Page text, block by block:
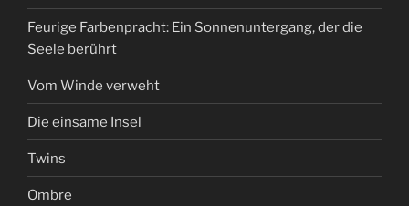
Feurige Farbenpracht: Ein Sonnenuntergang, der die
Seele berührt
Vom Winde verweht
Die einsame Insel
Twins
Ombre